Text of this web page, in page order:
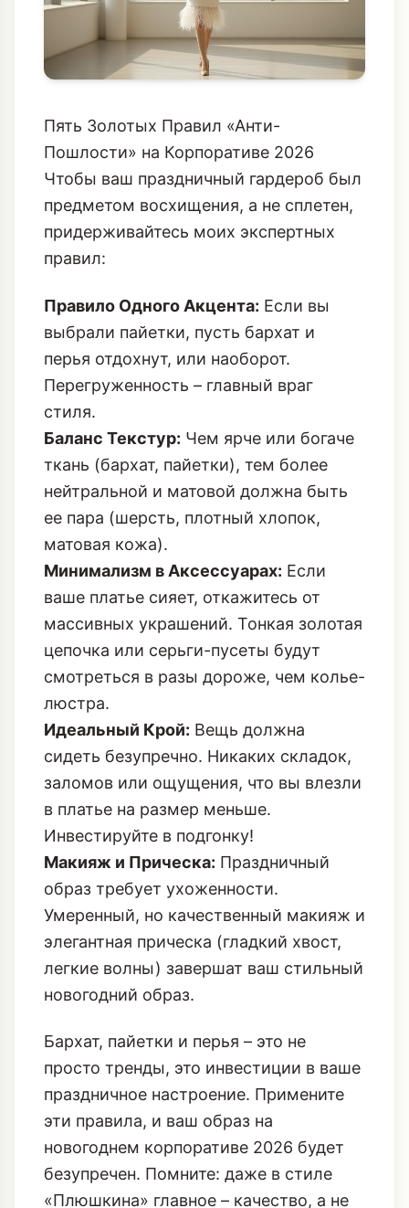
Пять Золотых Правил «Анти-
Пошлости» на Корпоративе 2026
Чтобы ваш праздничный гардероб был
предметом восхищения, а не сплетен,
придерживайтесь моих экспертных
правил:
Правило Одного Акцента: Если вы
выбрали пайетки, пусть бархат и
перья отдохнут, или наоборот.
Перегруженность – главный враг
стиля.
Баланс Текстур: Чем ярче или богаче
ткань (бархат, пайетки), тем более
нейтральной и матовой должна быть
ее пара (шерсть, плотный хлопок,
матовая кожа).
Минимализм в Аксессуарах: Если
ваше платье сияет, откажитесь от
массивных украшений. Тонкая золотая
цепочка или серьги-пусеты будут
смотреться в разы дороже, чем колье-
люстра.
Идеальный Крой:
Вещь должна
сидеть безупречно. Никаких складок,
заломов или ощущения, что вы влезли
в платье на размер меньше.
Инвестируйте в подгонку!
Макияж и Прическа:
Праздничный
образ требует ухоженности.
Умеренный, но качественный макияж и
элегантная прическа (гладкий хвост,
легкие волны) завершат ваш стильный
новогодний образ.
Бархат, пайетки и перья – это не
просто тренды, это инвестиции в ваше
праздничное настроение. Примените
эти правила, и ваш
образ на